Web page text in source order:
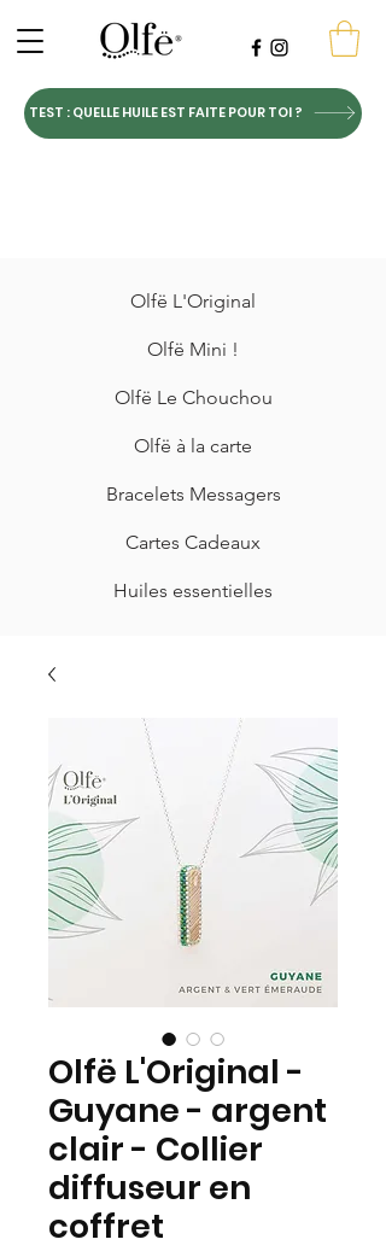
TEST : QUELLE HUILE EST FAITE POUR TOI ?
Olfë L'Original
Olfë Mini !
Olfë Le Chouchou
Olfë à la carte
Bracelets Messagers
Cartes Cadeaux
Huiles essentielles
Olfë L'Original -
Guyane - argent
clair - Collier
diffuseur en
coffret